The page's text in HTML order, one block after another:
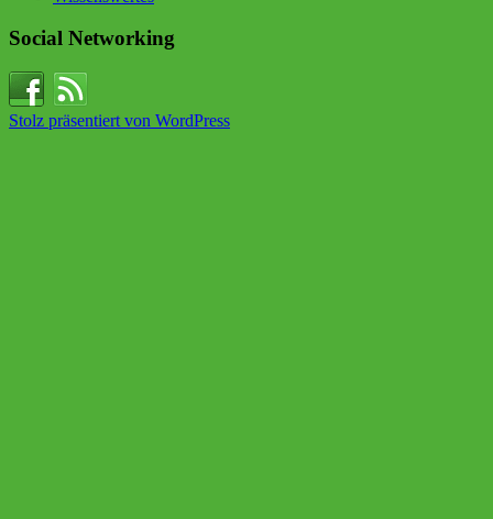
Social Networking
Stolz präsentiert von WordPress